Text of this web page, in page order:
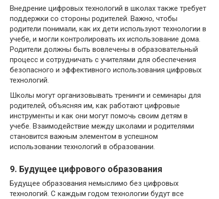
Внедрение цифровых технологий в школах также требует
поддержки со стороны родителей. Важно, чтобы
родители понимали, как их дети используют технологии в
учебе, и могли контролировать их использование дома.
Родители должны быть вовлечены в образовательный
процесс и сотрудничать с учителями для обеспечения
безопасного и эффективного использования цифровых
технологий.
Школы могут организовывать тренинги и семинары для
родителей, объясняя им, как работают цифровые
инструменты и как они могут помочь своим детям в
учебе. Взаимодействие между школами и родителями
становится важным элементом в успешном
использовании технологий в образовании.
9. Будущее цифрового образования
Будущее образования немыслимо без цифровых
технологий. С каждым годом технологии будут все